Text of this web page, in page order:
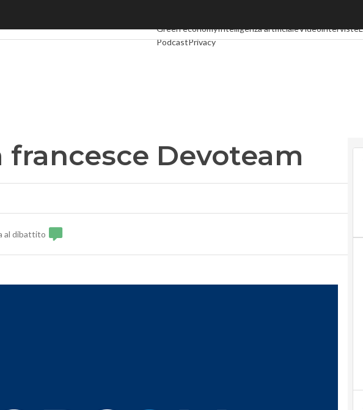
Green economyIntelligenza artificialeVideointerviste
PodcastPrivacy
Devoteam
al dibattito